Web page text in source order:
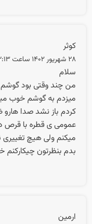
کوثر
28 شهریور 1402 ساعت 22:13
سلام
من چند وقتی بود
میزدم به گوشم خوب
کردم باز نشد صدا
عمومی ی قطره با قرص
میکنم ولی هیچ
بدم بنظرتون
ارمین